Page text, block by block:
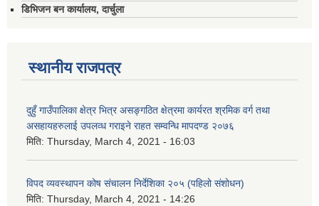
डिभिजन बन कार्यालय, दार्चुला
स्थानीय राजपत्र
दुहुँ गाउँपालिका क्षेत्र भित्र असङ्गठित क्षेत्रमा कार्यरत श्रमिक वर्ग तथा
असहायहरुलाई उपलव्ध गराइने राहत सम्वन्धि मापदण्ड २०७६
मिति: Thursday, March 4, 2021 - 16:03
विपद व्यवस्थापन कोष संचालन निर्देशिका २०५ (पहिलो संशोधन)
मिति: Thursday, March 4, 2021 - 14:26